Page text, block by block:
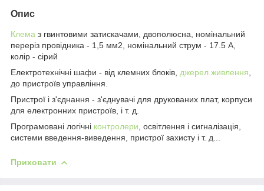
Опис
Клема з гвинтовими затискачами, двополюсна, номінальний
переріз провідника - 1,5 мм2 , номінальний струм - 17.5 A,
колір - сірий
Електротехнічні шафи - від клемних блоків, джерел живлення
до пристроїв управління.
Пристрої і з'єднання - з'єднувачі для друкованих плат, корпуси
для електронних пристроїв, і т. д.
Програмовані логічні контролери , освітлення і сигналізація,
системи введення-виведення, пристрої захисту і т. д...
Приховати